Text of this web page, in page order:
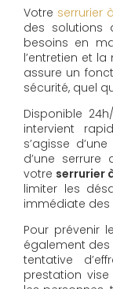
Votre serrurier
des solutions
besoins en
l’entretien et
assure un
sécurité, quel
Disponible
intervient
s’agisse
d’une serrure
votre serrurier
limiter les
immédiate des
Pour prévenir
également
tentative
prestation